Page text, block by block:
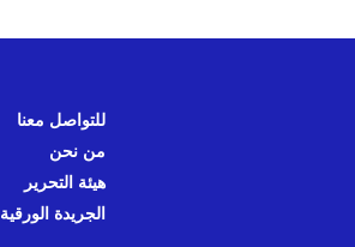
للتواصل معنا
من نحن
هيئة التحرير
الجريدة الورقية